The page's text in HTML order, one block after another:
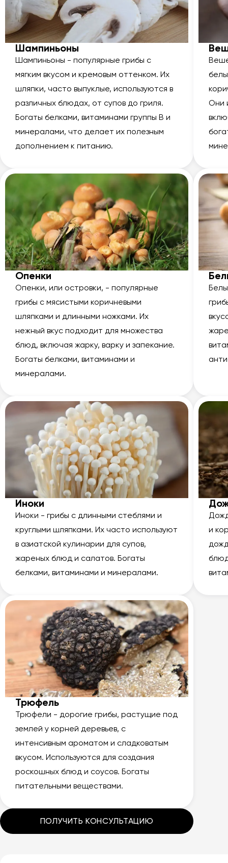
Шампиньоны
Шампиньоны - популярные грибы с
мягким вкусом и кремовым оттенком. Их
шляпки, часто выпуклые, используются в
различных блюдах, от супов до гриля.
Богаты белками, витаминами группы В и
минералами, что делает их полезным
дополнением к питанию.
Они
Опенки
Опенки, или островки, - популярные
грибы с мясистыми коричневыми
шляпками и длинными ножками. Их
нежный вкус подходит для множества
блюд, включая жарку, варку и запекание.
Богаты белками, витаминами и
минералами.
Иноки
Иноки - грибы с длинными стеблями и
круглыми шляпками. Их часто используют
в азиатской кулинарии для супов,
жареных блюд и салатов. Богаты
белками, витаминами и минералами.
и
Трюфель
Трюфели - дорогие грибы, растущие под
землей у корней деревьев, с
интенсивным ароматом и сладковатым
вкусом. Используются для создания
роскошных блюд и соусов. Богаты
питательными веществами.
ПОЛУЧИТЬ КОНСУЛЬТАЦИЮ